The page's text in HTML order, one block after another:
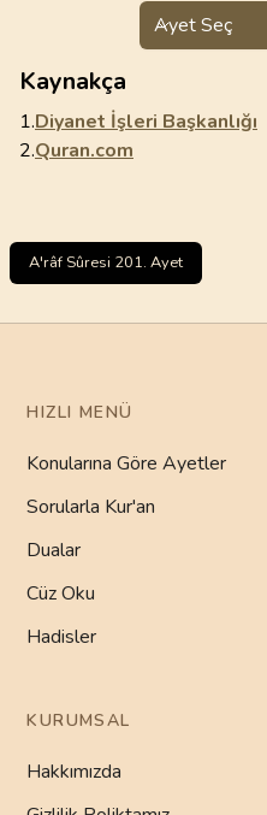
Ayet Seç
Kaynakça
1.Diyanet İşleri Başkanlığı
2.Quran.com
A'râf Sûresi 201. Ayet
HIZLI MENÜ
Konularına Göre Ayetler
Sorularla Kur'an
Dualar
Cüz Oku
Hadisler
KURUMSAL
Hakkımızda